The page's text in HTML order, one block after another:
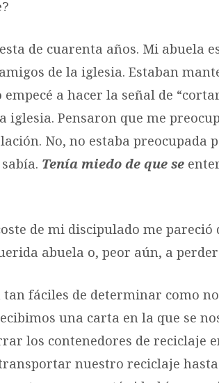
de cuarenta años. Mi abuela
de la iglesia. Estaban
a hacer la señal de
iglesia. Pensaron que me
No, no estaba preocupada
Tenía miedo de que se
de mi discipulado me pareció
abuela o, peor aún, a
tan fáciles de determinar como
una carta en la que se
los contenedores de reciclaje
nuestro reciclaje hasta